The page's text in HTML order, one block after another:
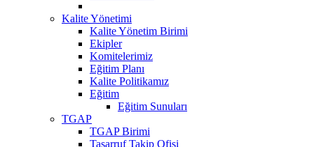
Kalite Yönetimi
Kalite Yönetim Birimi
Ekipler
Komitelerimiz
Eğitim Planı
Kalite Politikamız
Eğitim
Eğitim Sunuları
TGAP
TGAP Birimi
Tasarruf Takip Ofisi